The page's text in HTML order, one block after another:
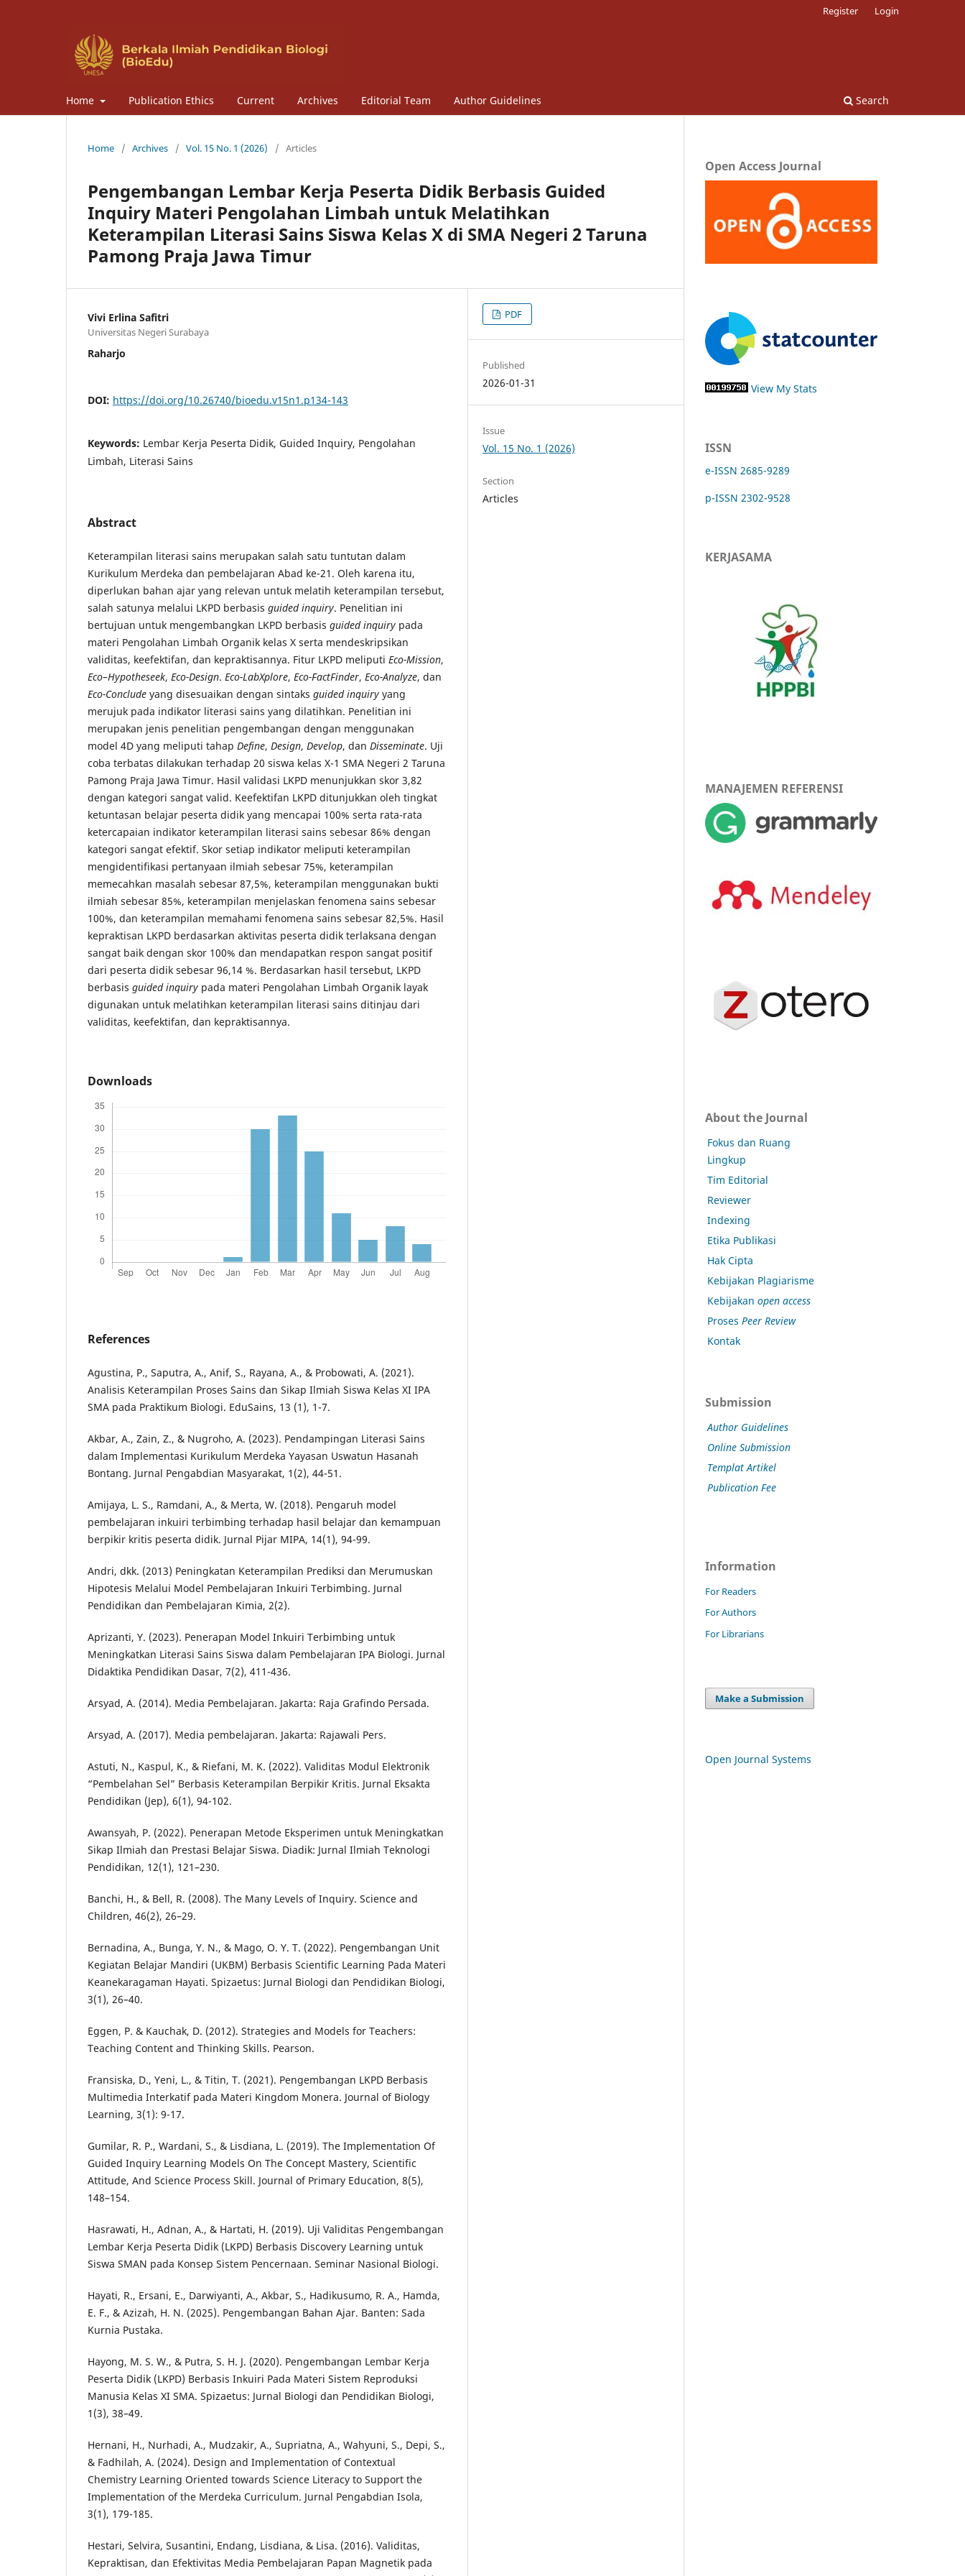
Home Publication Ethics Current Archives Editorial Team Author Guidelines Search
Register Login
Home / Archives / Vol. 15 No. 1 (2026) / Articles
Pengembangan Lembar Kerja Peserta Didik Berbasis Guided
Inquiry Materi Pengolahan Limbah untuk Melatihkan
Keterampilan Literasi Sains Siswa Kelas X di SMA Negeri 2 Taruna
Pamong Praja Jawa Timur
Vivi Erlina Safitri
Universitas Negeri Surabaya
Raharjo
DOI: https://doi.org/10.26740/bioedu.v15n1.p134-143
Keywords: Lembar Kerja Peserta Didik, Guided Inquiry, Pengolahan
Limbah, Literasi Sains
Abstract
Keterampilan literasi sains merupakan salah satu tuntutan dalam
Kurikulum Merdeka dan pembelajaran Abad ke-21. Oleh karena itu,
diperlukan bahan ajar yang relevan untuk melatih keterampilan tersebut,
salah satunya melalui LKPD berbasis guided inquiry. Penelitian ini
bertujuan untuk mengembangkan LKPD berbasis guided inquiry pada
materi Pengolahan Limbah Organik kelas X serta mendeskripsikan
validitas, keefektifan, dan kepraktisannya. Fitur LKPD meliputi Eco-Mission,
Eco–Hypotheseek, Eco-Design. Eco-LabXplore, Eco-FactFinder, Eco-Analyze, dan
Eco-Conclude yang disesuaikan dengan sintaks guided inquiry yang
merujuk pada indikator literasi sains yang dilatihkan. Penelitian ini
merupakan jenis penelitian pengembangan dengan menggunakan
model 4D yang meliputi tahap Define, Design, Develop, dan Disseminate. Uji
coba terbatas dilakukan terhadap 20 siswa kelas X-1 SMA Negeri 2 Taruna
Pamong Praja Jawa Timur. Hasil validasi LKPD menunjukkan skor 3,82
dengan kategori sangat valid. Keefektifan LKPD ditunjukkan oleh tingkat
ketuntasan belajar peserta didik yang mencapai 100% serta rata-rata
ketercapaian indikator keterampilan literasi sains sebesar 86% dengan
kategori sangat efektif. Skor setiap indikator meliputi keterampilan
mengidentifikasi pertanyaan ilmiah sebesar 75%, keterampilan
memecahkan masalah sebesar 87,5%, keterampilan menggunakan bukti
ilmiah sebesar 85%, keterampilan menjelaskan fenomena sains sebesar
100%, dan keterampilan memahami fenomena sains sebesar 82,5%. Hasil
kepraktisan LKPD berdasarkan aktivitas peserta didik terlaksana dengan
sangat baik dengan skor 100% dan mendapatkan respon sangat positif
dari peserta didik sebesar 96,14 %. Berdasarkan hasil tersebut, LKPD
berbasis guided inquiry pada materi Pengolahan Limbah Organik layak
digunakan untuk melatihkan keterampilan literasi sains ditinjau dari
validitas, keefektifan, dan kepraktisannya.
Downloads
References
Agustina, P., Saputra, A., Anif, S., Rayana, A., & Probowati, A. (2021).
Analisis Keterampilan Proses Sains dan Sikap Ilmiah Siswa Kelas XI IPA
SMA pada Praktikum Biologi. EduSains, 13 (1), 1-7.
Akbar, A., Zain, Z., & Nugroho, A. (2023). Pendampingan Literasi Sains
dalam Implementasi Kurikulum Merdeka Yayasan Uswatun Hasanah
Bontang. Jurnal Pengabdian Masyarakat, 1(2), 44-51.
Amijaya, L. S., Ramdani, A., & Merta, W. (2018). Pengaruh model
pembelajaran inkuiri terbimbing terhadap hasil belajar dan kemampuan
berpikir kritis peserta didik. Jurnal Pijar MIPA, 14(1), 94-99.
Andri, dkk. (2013) Peningkatan Keterampilan Prediksi dan Merumuskan
Hipotesis Melalui Model Pembelajaran Inkuiri Terbimbing. Jurnal
Pendidikan dan Pembelajaran Kimia, 2(2).
Aprizanti, Y. (2023). Penerapan Model Inkuiri Terbimbing untuk
Meningkatkan Literasi Sains Siswa dalam Pembelajaran IPA Biologi. Jurnal
Didaktika Pendidikan Dasar, 7(2), 411-436.
Arsyad, A. (2014). Media Pembelajaran. Jakarta: Raja Grafindo Persada.
Arsyad, A. (2017). Media pembelajaran. Jakarta: Rajawali Pers.
Astuti, N., Kaspul, K., & Riefani, M. K. (2022). Validitas Modul Elektronik
“Pembelahan Sel” Berbasis Keterampilan Berpikir Kritis. Jurnal Eksakta
Pendidikan (Jep), 6(1), 94-102.
Awansyah, P. (2022). Penerapan Metode Eksperimen untuk Meningkatkan
Sikap Ilmiah dan Prestasi Belajar Siswa. Diadik: Jurnal Ilmiah Teknologi
Pendidikan, 12(1), 121–230.
Banchi, H., & Bell, R. (2008). The Many Levels of Inquiry. Science and
Children, 46(2), 26–29.
Bernadina, A., Bunga, Y. N., & Mago, O. Y. T. (2022). Pengembangan Unit
Kegiatan Belajar Mandiri (UKBM) Berbasis Scientific Learning Pada Materi
Keanekaragaman Hayati. Spizaetus: Jurnal Biologi dan Pendidikan Biologi,
3(1), 26–40.
Eggen, P. & Kauchak, D. (2012). Strategies and Models for Teachers:
Teaching Content and Thinking Skills. Pearson.
Fransiska, D., Yeni, L., & Titin, T. (2021). Pengembangan LKPD Berbasis
Multimedia Interkatif pada Materi Kingdom Monera. Journal of Biology
Learning, 3(1): 9-17.
Gumilar, R. P., Wardani, S., & Lisdiana, L. (2019). The Implementation Of
Guided Inquiry Learning Models On The Concept Mastery, Scientific
Attitude, And Science Process Skill. Journal of Primary Education, 8(5),
148–154.
Hasrawati, H., Adnan, A., & Hartati, H. (2019). Uji Validitas Pengembangan
Lembar Kerja Peserta Didik (LKPD) Berbasis Discovery Learning untuk
Siswa SMAN pada Konsep Sistem Pencernaan. Seminar Nasional Biologi.
Hayati, R., Ersani, E., Darwiyanti, A., Akbar, S., Hadikusumo, R. A., Hamda,
E. F., & Azizah, H. N. (2025). Pengembangan Bahan Ajar. Banten: Sada
Kurnia Pustaka.
Hayong, M. S. W., & Putra, S. H. J. (2020). Pengembangan Lembar Kerja
Peserta Didik (LKPD) Berbasis Inkuiri Pada Materi Sistem Reproduksi
Manusia Kelas XI SMA. Spizaetus: Jurnal Biologi dan Pendidikan Biologi,
1(3), 38–49.
Hernani, H., Nurhadi, A., Mudzakir, A., Supriatna, A., Wahyuni, S., Depi, S.,
& Fadhilah, A. (2024). Design and Implementation of Contextual
Chemistry Learning Oriented towards Science Literacy to Support the
Implementation of the Merdeka Curriculum. Jurnal Pengabdian Isola,
3(1), 179-185.
Hestari, Selvira, Susantini, Endang, Lisdiana, & Lisa. (2016). Validitas,
Kepraktisan, dan Efektivitas Media Pembelajaran Papan Magnetik pada
PDF
Published
2026-01-31
Issue
Vol. 15 No. 1 (2026)
Section
Articles
Open Access Journal
View My Stats
ISSN
e-ISSN 2685-9289
p-ISSN 2302-9528
KERJASAMA
MANAJEMEN REFERENSI
About the Journal
Fokus dan Ruang
Lingkup
Tim Editorial
Reviewer
Indexing
Etika Publikasi
Hak Cipta
Kebijakan Plagiarisme
Kebijakan open access
Proses Peer Review
Kontak
Submission
Author Guidelines
Online Submission
Templat Artikel
Publication Fee
Information
For Readers
For Authors
For Librarians
Make a Submission
Open Journal Systems